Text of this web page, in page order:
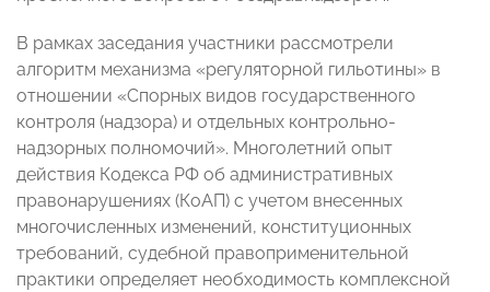
В рамках заседания участники рассмотрели
алгоритм механизма «регуляторной гильотины» в
отношении «Спорных видов государственного
контроля (надзора) и отдельных контрольно-
надзорных полномочий». Многолетний опыт
действия Кодекса РФ об административных
правонарушениях (КоАП) с учетом внесенных
многочисленных изменений, конституционных
требований, судебной правоприменительной
практики определяет необходимость комплексной